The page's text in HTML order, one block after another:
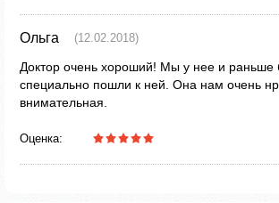
Ольга (12.02.2018)
Доктор очень хороший! Мы у нее и раньше
специально пошли к ней. Она нам очень
внимательная.
Оценка: